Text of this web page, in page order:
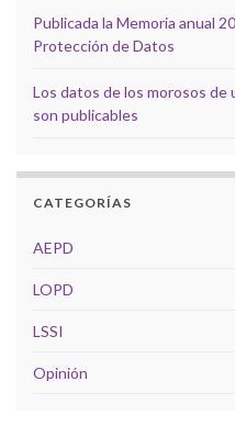
Publicada la Memoria anual
Protección de Datos
Los datos de los morosos de
son publicables
CATEGORÍAS
AEPD
LOPD
LSSI
Opinión